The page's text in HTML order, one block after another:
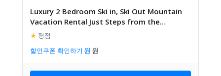
Luxury 2 Bedroom Ski in, Ski Out Mountain
Vacation Rental Just Steps from the
Snowflake Ski Lift in
★ 평점 –
할인쿠폰 확인하기